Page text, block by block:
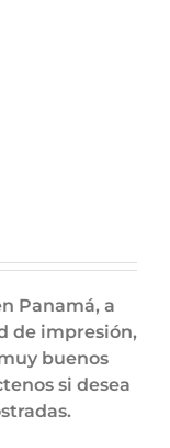
Panamá, a
de impresión,
buenos
si desea